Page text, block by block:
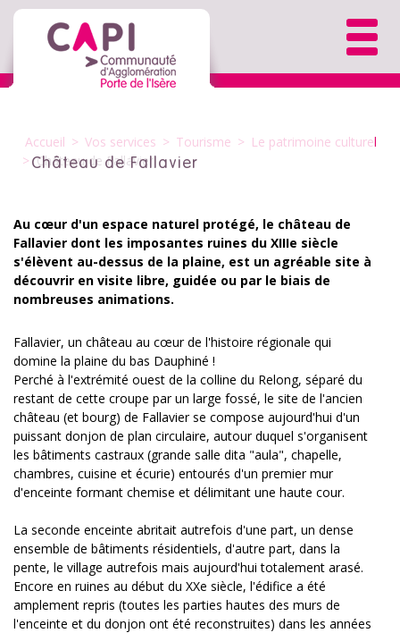
Accueil > Vos services > Tourisme > Le patrimoine culturel
>Château de Fallavier
Château de Fallavier
Au cœur d'un espace naturel protégé, le château de
Fallavier dont les imposantes ruines du XIIIe siècle
s'élèvent au-dessus de la plaine, est un agréable site à
découvrir en visite libre, guidée ou par le biais de
nombreuses animations.
Fallavier, un château au cœur de l'histoire régionale qui
domine la plaine du bas Dauphiné !
Perché à l'extrémité ouest de la colline du Relong, séparé du
restant de cette croupe par un large fossé, le site de l'ancien
château (et bourg) de Fallavier se compose aujourd'hui d'un
puissant donjon de plan circulaire, autour duquel s'organisent
les bâtiments castraux (grande salle dita "aula", chapelle,
chambres, cuisine et écurie) entourés d'un premier mur
d'enceinte formant chemise et délimitant une haute cour.
La seconde enceinte abritait autrefois d'une part, un dense
ensemble de bâtiments résidentiels, d'autre part, dans la
pente, le village autrefois mais aujourd'hui totalement arasé.
Encore en ruines au début du XXe siècle, l'édifice a été
amplement repris (toutes les parties hautes des murs de
l'enceinte et du donjon ont été reconstruites) dans les années